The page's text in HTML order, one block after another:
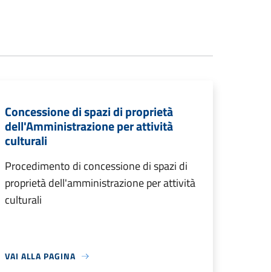
Concessione di spazi di proprietà
dell'Amministrazione per attività
culturali
Procedimento di concessione di spazi di
proprietà dell'amministrazione per attività
culturali
VAI ALLA PAGINA